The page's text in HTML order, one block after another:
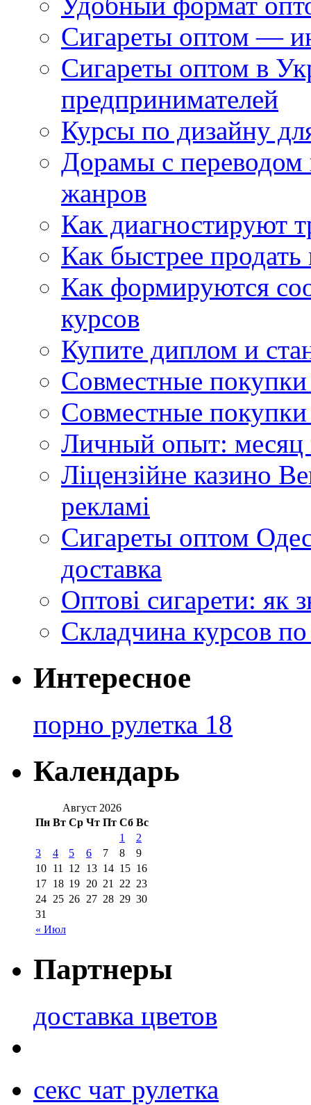
Сигареты оптом —
Сигареты оптом в
предпринимателей
Курсы по дизайну
Дорамы с переводом
жанров
Как диагностируют
Как быстрее
Как формируются
курсов
Купите диплом и
Совместные
Совместные покупки
Личный опыт: месяц
Ліцензійне казино
рекламі
Сигареты оптом
доставка
Оптові сигарети: як
Складчина курсов
Интересное
порно рулетка 18
Календарь
Август 2026
Пн Вт Ср Чт Пт Сб Вс
« Июл
1
2
3
4 5 6 7 8
9
10 11 12 13 14 15 16
17 18 19 20 21 22 23
24 25 26 27 28 29 30
31
Партнеры
доставка цветов
секс чат рулетка